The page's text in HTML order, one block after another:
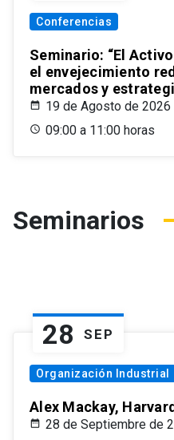
Conferencias
Seminario: “El
el envejecimiento
mercados y
19 de Agosto de 2026
09:00 a 11:00 horas
Seminarios
28 SEP
Organización Industrial
Alex Mackay,
28 de Septiembre de